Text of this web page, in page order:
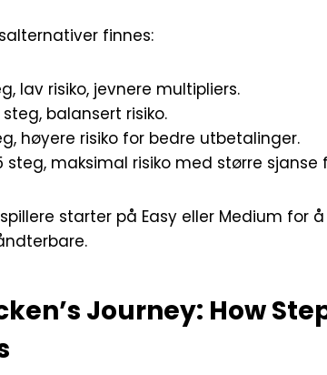
finnes:
lav risiko, jevnere multipliers.
balansert risiko.
høyere risiko for bedre utbetalinger.
steg, maksimal risiko med større
starter på Easy eller Medium for
Journey: How